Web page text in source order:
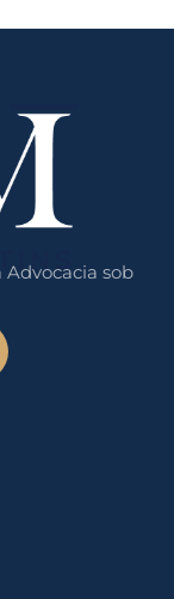
sob